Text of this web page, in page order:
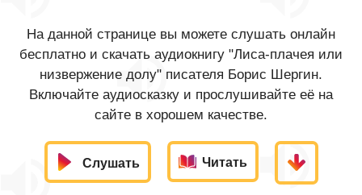
На данной странице вы можете слушать онлайн
бесплатно и скачать аудиокнигу "Лиса-плачея или
низвержение долу" писателя Борис Шергин.
Включайте аудиосказку и прослушивайте её на
сайте в хорошем качестве.
Слушать Читать